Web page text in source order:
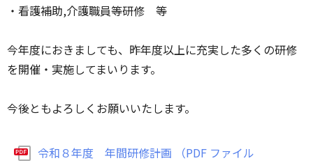
・看護補助,介護職員等研修 等
今年度におきましても、昨年度以上に充実した多くの研修
を開催・実施してまいります。
今後ともよろしくお願いいたします。
令和８年度 年間研修計画 （PDF ファイル